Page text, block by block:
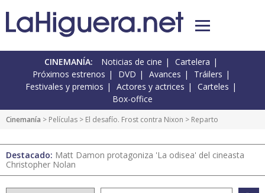
CINEMANÍA: Noticias de cine
Cartelera
Próximos estrenos
DVD Avances
Tráilers
Festivales y premios
Actores y actrices
Carteles
Box-office
Cinemanía > Películas > El desafío. Frost contra Nixon > Reparto
Destacado: Matt Damon protagoniza 'La odisea' del cineasta
Christopher Nolan